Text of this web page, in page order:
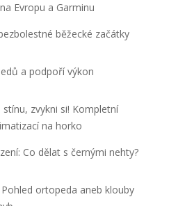
Evropu a Garminu
běžecké začátky
a podpoří výkon
zvykni si! Kompletní
na horko
Co dělat s černými nehty?
ortopeda aneb klouby